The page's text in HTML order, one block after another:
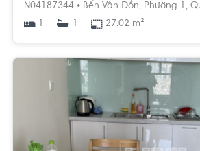
N04187344 • Bến Vân Đồn, Phường 1,
1 27.02 m²